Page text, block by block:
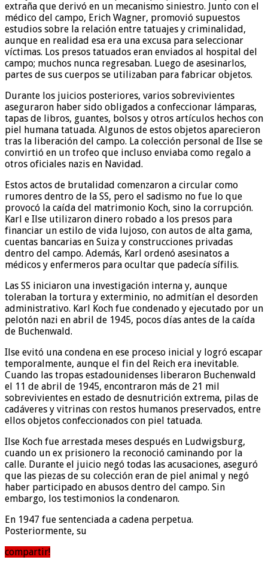
extraña que derivó en un mecanismo siniestro. Junto con el
médico del campo, Erich Wagner, promovió supuestos
estudios sobre la relación entre tatuajes y criminalidad,
aunque en realidad esa era una excusa para seleccionar
víctimas. Los presos tatuados eran enviados al hospital del
campo; muchos nunca regresaban. Luego de asesinarlos,
partes de sus cuerpos se utilizaban para fabricar objetos.
Durante los juicios posteriores, varios sobrevivientes
aseguraron haber sido obligados a confeccionar lámparas,
tapas de libros, guantes, bolsos y otros artículos hechos con
piel humana tatuada. Algunos de estos objetos aparecieron
tras la liberación del campo. La colección personal de Ilse se
convirtió en un trofeo que incluso enviaba como regalo a
otros oficiales nazis en Navidad.
Estos actos de brutalidad comenzaron a circular como
rumores dentro de la SS, pero el sadismo no fue lo que
provocó la caída del matrimonio Koch, sino la corrupción.
Karl e Ilse utilizaron dinero robado a los presos para
financiar un estilo de vida lujoso, con autos de alta gama,
cuentas bancarias en Suiza y construcciones privadas
dentro del campo. Además, Karl ordenó asesinatos a
médicos y enfermeros para ocultar que padecía sífilis.
Las SS iniciaron una investigación interna y, aunque
toleraban la tortura y exterminio, no admitían el desorden
administrativo. Karl Koch fue condenado y ejecutado por un
pelotón nazi en abril de 1945, pocos días antes de la caída
de Buchenwald.
Ilse evitó una condena en ese proceso inicial y logró escapar
temporalmente, aunque el fin del Reich era inevitable.
Cuando las tropas estadounidenses liberaron Buchenwald
el 11 de abril de 1945, encontraron más de 21 mil
sobrevivientes en estado de desnutrición extrema, pilas de
cadáveres y vitrinas con restos humanos preservados, entre
ellos objetos confeccionados con piel tatuada.
Ilse Koch fue arrestada meses después en Ludwigsburg,
cuando un ex prisionero la reconoció caminando por la
calle. Durante el juicio negó todas las acusaciones, aseguró
que las piezas de su colección eran de piel animal y negó
haber participado en abusos dentro del campo. Sin
embargo, los testimonios la condenaron.
En 1947 fue sentenciada a cadena perpetua.
Posteriormente, su
compartir!